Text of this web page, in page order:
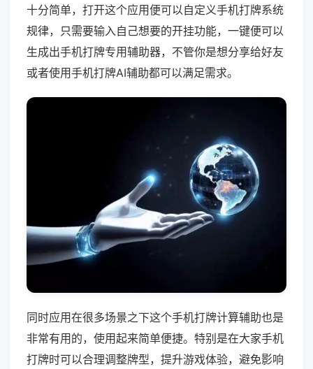
十分简单，打开这个应用便可以自定义手机打牌系统
规律，只需要输入自己想要的开挂功能，一键便可以
生成出手机打牌专用辅助器，不管你是想分享给好友
或者使用手机打牌AI辅助都可以满足需求。
同时应用在很多场景之下这个手机打牌计算辅助也是
非常有用的，使用起来简单便捷。特别是在大家手机
打牌时可以合理调整牌型，提升游戏体验，避免影响